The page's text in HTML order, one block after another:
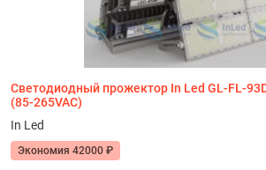
Светодиодный прожектор In Led GL-FL-
(85-265VAC)
In Led
Экономия 42000 ₽